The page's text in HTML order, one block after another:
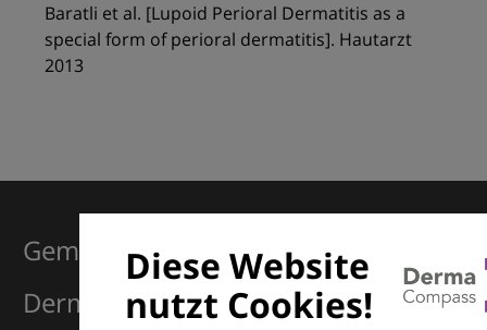
Baratli et al. [Lupoid Perioral Dermatitis as a
special form of perioral dermatitis]. Hautarzt
2013
Diese Website
nutzt Cookies!
Gemeinsam für Exzellenz in der
Dermatologie